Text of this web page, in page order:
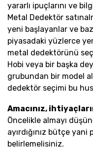
yararlı ipuçlarını ve
Metal Dedektör
yeni başlayanlar ve
piyasadaki yüzlerce
metal dedektörünü
Hobi veya bir başka
grubundan bir model
dedektör seçimi bu
Amacınız,
Öncelikle almayı
ayırdığınız bütçe
belirlemelisiniz.